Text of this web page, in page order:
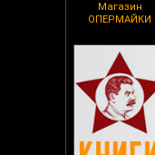
Магазин
ОПЕРМАЙКИ